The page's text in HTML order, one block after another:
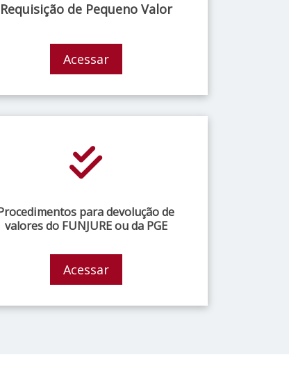
Requisição de Pequeno Valor
Acessar
para devolução de
valores do FUNJURE ou da PGE
Acessar